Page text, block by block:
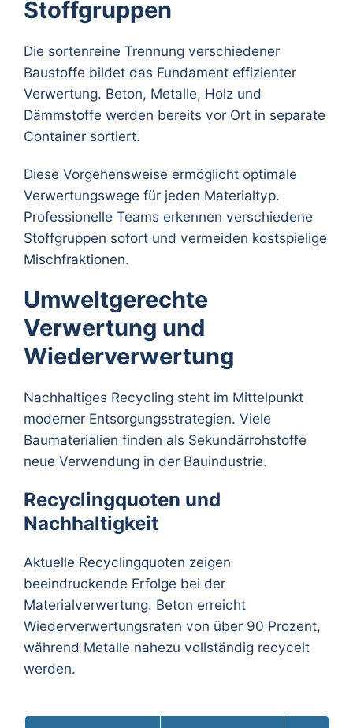
Stoffgruppen
Die sortenreine Trennung verschiedener
Baustoffe bildet das Fundament effizienter
Verwertung. Beton, Metalle, Holz und
Dämmstoffe werden bereits vor Ort in separate
Container sortiert.
Diese Vorgehensweise ermöglicht optimale
Verwertungswege für jeden Materialtyp.
Professionelle Teams erkennen verschiedene
Stoffgruppen sofort und vermeiden kostspielige
Mischfraktionen.
Umweltgerechte
Verwertung und
Wiederverwertung
Nachhaltiges Recycling steht im Mittelpunkt
moderner Entsorgungsstrategien. Viele
Baumaterialien finden als Sekundärrohstoffe
neue Verwendung in der Bauindustrie.
Recyclingquoten und
Nachhaltigkeit
Aktuelle Recyclingquoten zeigen
beeindruckende Erfolge bei der
Materialverwertung. Beton erreicht
Wiederverwertungsraten von über 90 Prozent,
während Metalle nahezu vollständig recycelt
werden.